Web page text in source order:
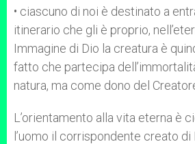
• ciascuno di noi è destinato a
itinerario che gli è proprio,
Immagine di Dio la creatura è
fatto che partecipa
natura, ma come dono del
L’orientamento alla vita eterna è
l’uomo il corrispondente creato di